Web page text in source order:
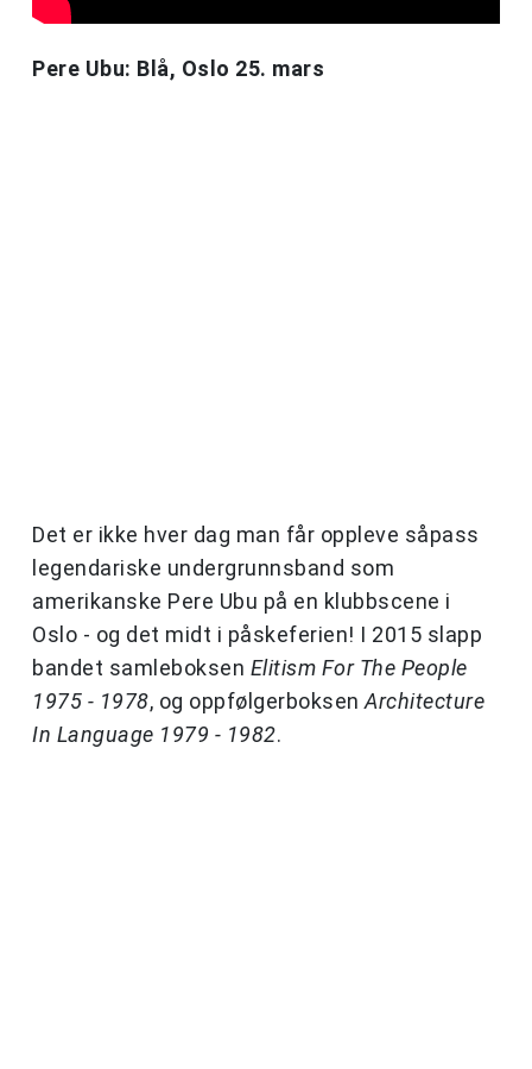
Pere Ubu: Blå, Oslo 25. mars
Det er ikke hver dag man får oppleve såpass
legendariske undergrunnsband som
amerikanske Pere Ubu på en klubbscene i
Oslo - og det midt i påskeferien! I 2015 slapp
bandet samleboksen Elitism For The People
1975 - 1978, og oppfølgerboksen Architecture
In Language 1979 - 1982.